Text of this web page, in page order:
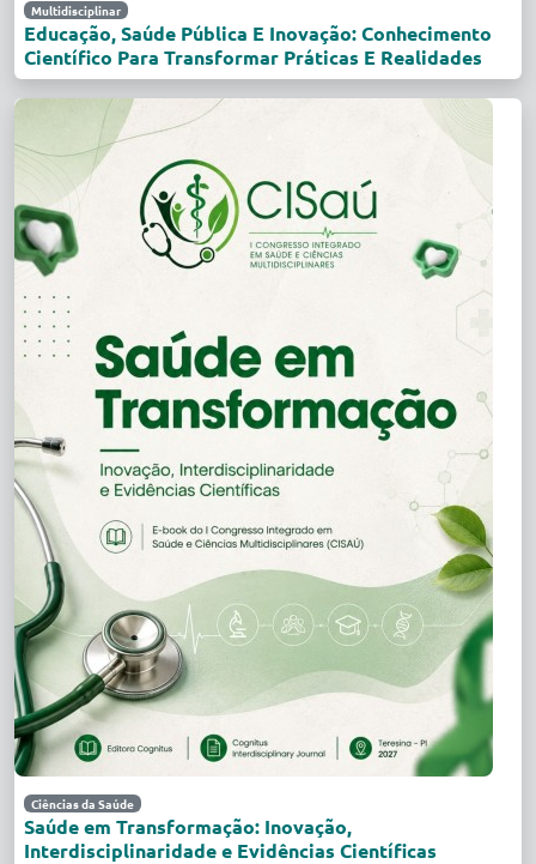
Multidisciplinar
Educação, Saúde Pública E Inovação: Conhecimento
Científico Para Transformar Práticas E Realidades
Ciências da Saúde
Saúde em Transformação: Inovação,
Interdisciplinaridade e Evidências Científicas